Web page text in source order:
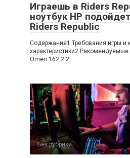
Играешь в Riders
ноутбук HP
Riders Republic
Содержание1 Требования игры и
характеристики2
Omen 162.2 2.
Без рубрики